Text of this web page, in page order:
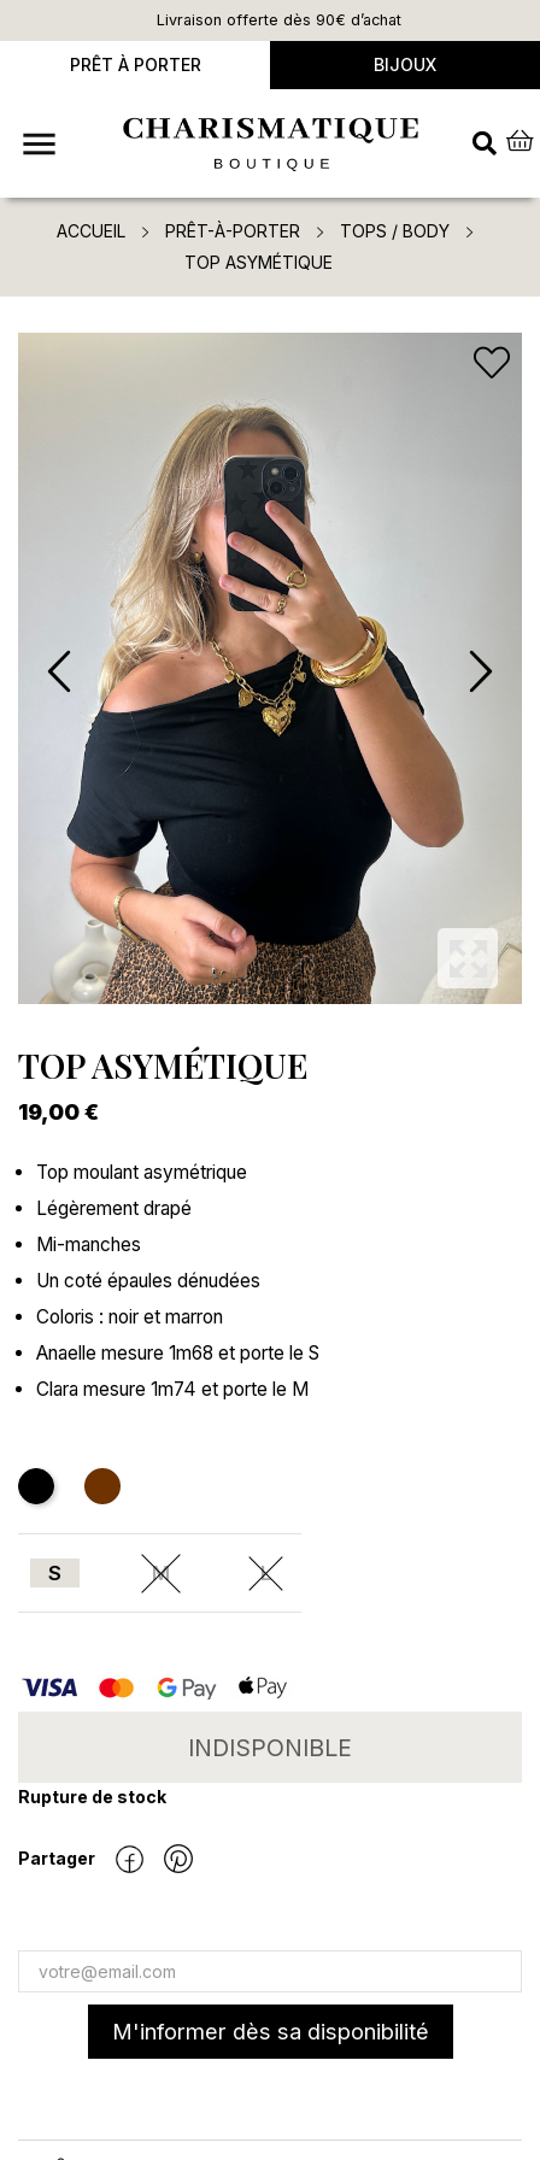
Livraison offerte dès 90€ d’achat
PRÊT À PORTER BIJOUX

ACCUEIL PRÊT-À-PORTER
TOPS / BODY
TOP ASYMÉTIQUE
TOP ASYMÉTIQUE
19,00 €
Top moulant asymétrique
Légèrement drapé
Mi-manches
Un coté épaules dénudées
Coloris : noir et marron
Anaelle mesure 1m68 et porte le S
Clara mesure 1m74 et porte le M
Noir Marron
S M L
INDISPONIBLE
Rupture de stock
Partager
M'informer dès sa disponibilité